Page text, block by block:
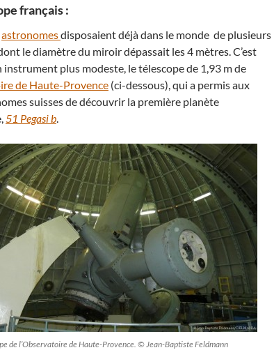
français :
astronomesdisposaient déjà dans le monde de plusieurs
le diamètre du miroir dépassait les 4 mètres. C’est
plus modeste, le télescope de 1,93 m de
de Haute-Provence (ci-dessous), qui a permis aux
suisses de découvrir la première planète
51 Pegasi b.
de l’Observatoire de Haute-Provence. © Jean-Baptiste Feldmann